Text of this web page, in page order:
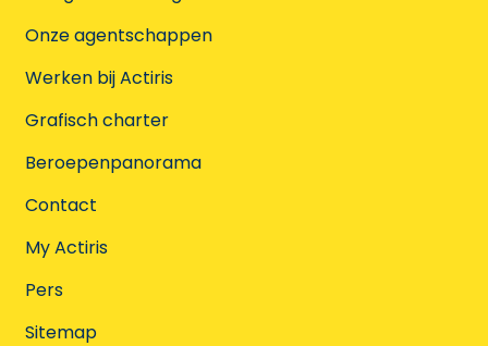
Onze agentschappen
Werken bij Actiris
Grafisch charter
Beroepenpanorama
Contact
My Actiris
Pers
Sitemap